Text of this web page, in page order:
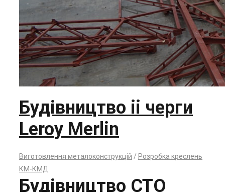
Будівництво ii черги
Leroy Merlin
Виготовлення металоконструкцій / Розробка креслень
КМ-КМД
Будівництво СТО